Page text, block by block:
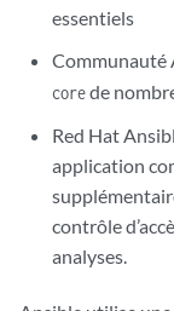
essentiels
Communauté
corede
Red Hat
application
contrôle
analyses.